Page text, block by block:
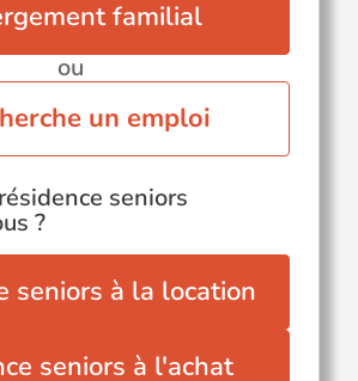
familial
ou
un emploi
seniors
?
seniors à la location
seniors à l'achat